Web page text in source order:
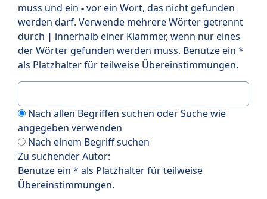
muss und ein -vor ein Wort, das nicht gefunden
werden darf. Verwende mehrere Wörter getrennt
durch | innerhalb einer Klammer, wenn nur eines
der Wörter gefunden werden muss. Benutze ein *
als Platzhalter für teilweise Übereinstimmungen.
Nach allen Begriffen suchen oder Suche wie
angegeben verwenden
Nach einem Begriff suchen
Zu suchender Autor:
Benutze ein * als Platzhalter für teilweise
Übereinstimmungen.